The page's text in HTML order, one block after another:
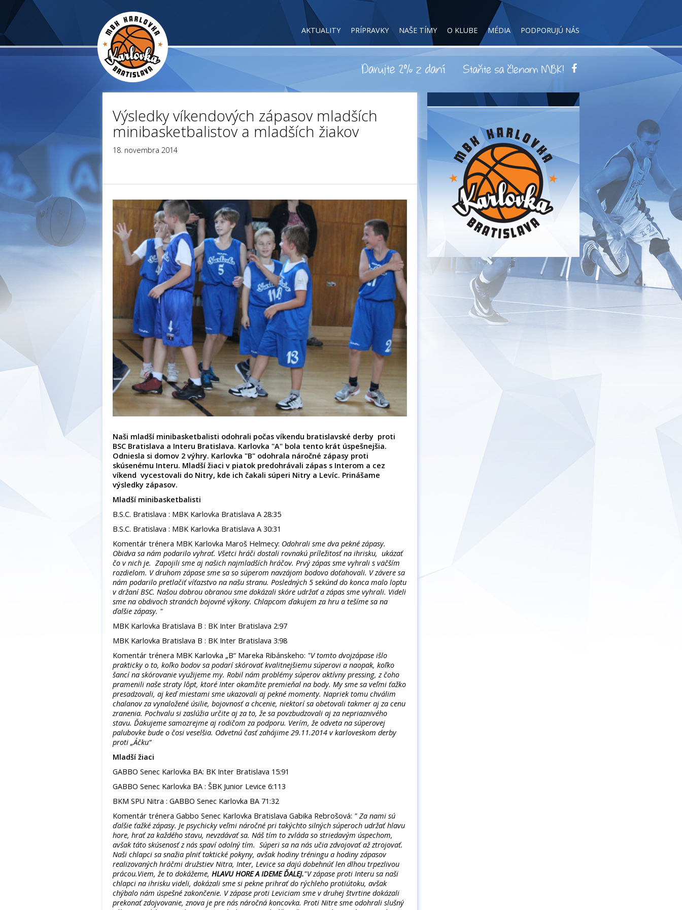
AKTUALITY PRÍPRAVKY NAŠE TÍMY O KLUBE MÉDIA PODPORUJÚ NÁS
Výsledky víkendových zápasov mladších
minibasketbalistov a mladších žiakov
18. novembra 2014
Naši mladší minibasketbalisti odohrali počas víkendu bratislavské derby proti
BSC Bratislava a Interu Bratislava. Karlovka "A" bola tento krát úspešnejšia.
Odniesla si domov 2 výhry. Karlovka "B" odohrala náročné zápasy proti
skúsenému Interu. Mladší žiaci v piatok predohrávali zápas s Interom a cez
víkend vycestovali do Nitry, kde ich čakali súperi Nitry a Levíc. Prinášame
výsledky zápasov.
Mladší minibasketbalisti
B.S.C. Bratislava : MBK Karlovka Bratislava A 28:35
B.S.C. Bratislava : MBK Karlovka Bratislava A 30:31
Komentár trénera MBK Karlovka Maroš Helmecy: Odohrali sme dva pekné zápasy.
Obidva sa nám podarilo vyhrať. Všetci hráči dostali rovnakú príležitosť na ihrisku, ukázať
čo v nich je. Zapojili sme aj našich najmladších hráčov. Prvý zápas sme vyhrali s väčším
rozdielom. V druhom zápase sme sa so súperom navzájom bodovo doťahovali. V závere sa
nám podarilo pretlačiť víťazstvo na našu stranu. Posledných 5 sekúnd do konca malo loptu
v držaní BSC. Našou dobrou obranou sme dokázali skóre udržať a zápas sme vyhrali. Videli
sme na obdivoch stranách bojovné výkony. Chlapcom ďakujem za hru a tešíme sa na
ďalšie zápasy. "
MBK Karlovka Bratislava B : BK Inter Bratislava 2:97
MBK Karlovka Bratislava B : BK Inter Bratislava 3:98
Komentár trénera MBK Karlovka „B“ Mareka Ribánskeho: "V tomto dvojzápase išlo
prakticky o to, koľko bodov sa podarí skórovať kvalitnejšiemu súperovi a naopak, koľko
šancí na skórovanie využijeme my. Robil nám problémy súperov aktívny pressing, z čoho
pramenili naše straty lôpt, ktoré Inter okamžite premieňal na body. My sme sa veľmi ťažko
presadzovali, aj keď miestami sme ukazovali aj pekné momenty. Napriek tomu chválim
chalanov za vynaložené úsilie, bojovnosť a chcenie, niektorí sa obetovali takmer aj za cenu
zranenia. Pochvalu si zaslúžia určite aj za to, že sa povzbudzovali aj za nepriaznivého
stavu. Ďakujeme samozrejme aj rodičom za podporu. Verím, že odveta na súperovej
palubovke bude o čosi veselšia. Odvetnú časť zahájime 29.11.2014 v karloveskom derby
proti „Áčku“
Mladší žiaci
GABBO Senec Karlovka BA: BK Inter Bratislava 15:91
GABBO Senec Karlovka BA : ŠBK Junior Levice 6:113
BKM SPU Nitra : GABBO Senec Karlovka BA 71:32
Komentár trénera Gabbo Senec Karlovka Bratislava Gabika Rebrošová: " Za nami sú
ďalšie ťažké zápasy. Je psychicky veľmi náročné pri takýchto silných súperoch udržať hlavu
hore, hrať za každého stavu, nevzdávať sa. Náš tím to zvláda so striedavým úspechom,
avšak táto skúsenosť z nás spaví odolný tím. Súperi sa na nás učia zdvojovať až ztrojovať.
Naši chlapci sa snažia plniť taktické pokyny, avšak hodiny tréningu a hodiny zápasov
realizovaných hráčmi družstiev Nitra, Inter, Levice sa dajú dobehnúť len dlhou trpezlivou
prácou.Viem, že to dokážeme, HLAVU HORE A IDEME ĎALEJ."V zápase proti Interu sa naši
chlapci na ihrisku videli, dokázali sme si pekne prihrať do rýchleho protiútoku, avšak
chýbalo nám úspešné zakončenie. V zápase proti Leviciam sme v druhej štvrtine dokázali
prekonať zdojvovanie, znova je pre nás náročná koncovka. Proti Nitre sme odohrali slušný